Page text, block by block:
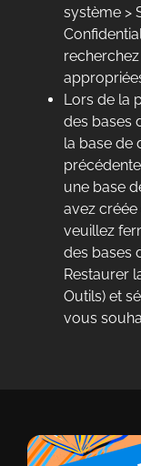
système >
Lors de la
des bases
la base de
une base
avez
veuillez
des bases
Restaurer
Outils) et
vous